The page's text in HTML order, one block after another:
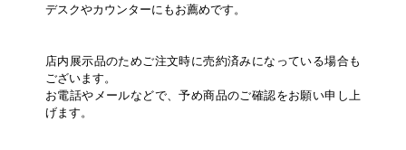
デスクやカウンターにもお薦めです。
店内展示品のためご注文時に売約済みになっている場合も
ございます。
お電話やメールなどで、予め商品のご確認をお願い申し上
げます。